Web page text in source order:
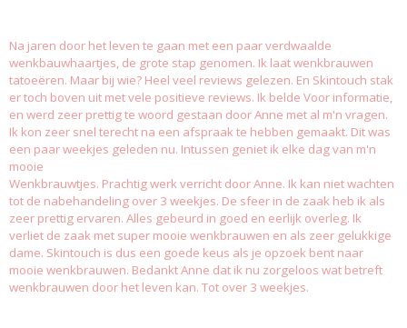
Na jaren door het leven te gaan met een paar verdwaalde
wenkbauwhaartjes, de grote stap genomen. Ik laat wenkbrauwen
tatoeëren. Maar bij wie? Heel veel reviews gelezen. En Skintouch stak
er toch boven uit met vele positieve reviews. Ik belde Voor informatie,
en werd zeer prettig te woord gestaan door Anne met al m'n vragen.
Ik kon zeer snel terecht na een afspraak te hebben gemaakt. Dit was
een paar weekjes geleden nu. Intussen geniet ik elke dag van m'n
mooie
Wenkbrauwtjes. Prachtig werk verricht door Anne. Ik kan niet wachten
tot de nabehandeling over 3 weekjes. De sfeer in de zaak heb ik als
zeer prettig ervaren. Alles gebeurd in goed en eerlijk overleg. Ik
verliet de zaak met super mooie wenkbrauwen en als zeer gelukkige
dame. Skintouch is dus een goede keus als je opzoek bent naar
mooie wenkbrauwen. Bedankt Anne dat ik nu zorgeloos wat betreft
wenkbrauwen door het leven kan. Tot over 3 weekjes.